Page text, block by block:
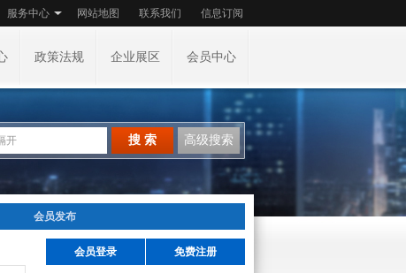
服务中心 网站地图 联系我们 信息订阅
政策法规 企业展区 会员中心
搜 索 高级搜索
会员发布
会员登录 免费注册